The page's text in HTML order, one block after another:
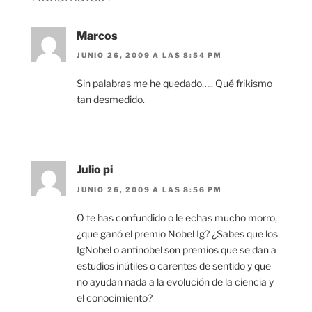
Marcos
JUNIO 26, 2009 A LAS 8:54 PM
Sin palabras me he quedado….. Qué frikismo
tan desmedido.
Julio pi
JUNIO 26, 2009 A LAS 8:56 PM
O te has confundido o le echas mucho morro,
¿que ganó el premio Nobel Ig? ¿Sabes que los
IgNobel o antinobel son premios que se dan a
estudios inútiles o carentes de sentido y que
no ayudan nada a la evolución de la ciencia y
el conocimiento?